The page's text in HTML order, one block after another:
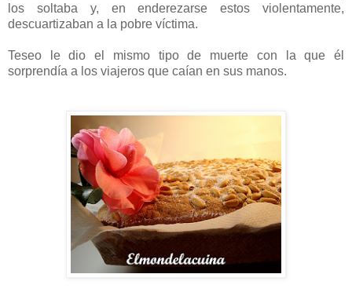
los soltaba y, en enderezarse estos violentamente,
descuartizaban a la pobre víctima.
Teseo le dio el mismo tipo de muerte con la que él
sorprendía a los viajeros que caían en sus manos.